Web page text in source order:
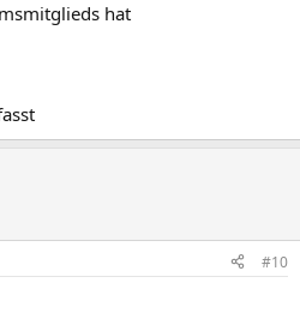
hat
#10